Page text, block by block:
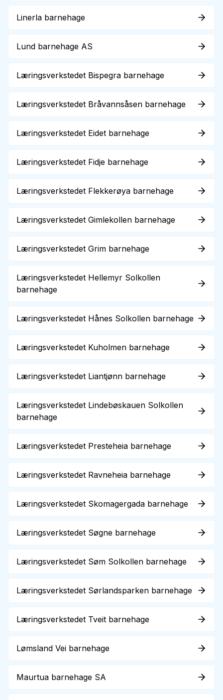
Linerla barnehage
Lund barnehage AS
Læringsverkstedet Bispegra barnehage
Læringsverkstedet Bråvannsåsen barnehage
Læringsverkstedet Eidet barnehage
Læringsverkstedet Fidje barnehage
Læringsverkstedet Flekkerøya barnehage
Læringsverkstedet Gimlekollen barnehage
Læringsverkstedet Grim barnehage
Læringsverkstedet Hellemyr Solkollen
barnehage
Læringsverkstedet Hånes Solkollen barnehage
Læringsverkstedet Kuholmen barnehage
Læringsverkstedet Liantjønn barnehage
Læringsverkstedet Lindebøskauen Solkollen
barnehage
Læringsverkstedet Presteheia barnehage
Læringsverkstedet Ravneheia barnehage
Læringsverkstedet Skomagergada barnehage
Læringsverkstedet Søgne barnehage
Læringsverkstedet Søm Solkollen barnehage
Læringsverkstedet Sørlandsparken barnehage
Læringsverkstedet Tveit barnehage
Lømsland Vei barnehage
Maurtua barnehage SA